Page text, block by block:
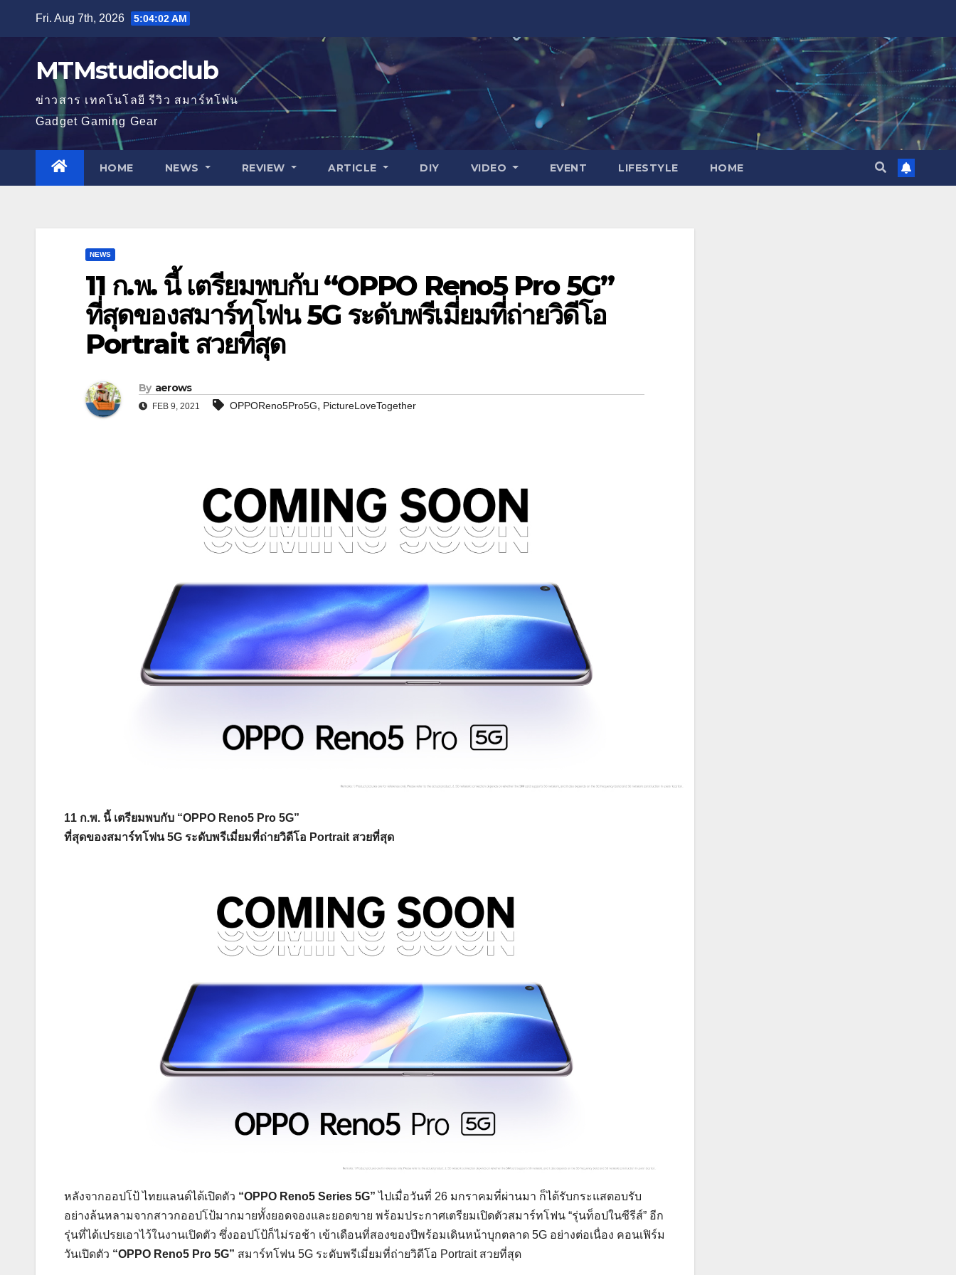
content
Fri. Aug 7th, 2026 5:04:03 AM
MTMstudioclub
ข่าวสาร เทคโนโลยี รีวิว สมาร์ทโฟน
Gadget Gaming Gear
HOME NEWS REVIEW ARTICLE DIY VIDEO EVENT LIFESTYLE HOME
NEWS
11 ก.พ. นี้ เตรียมพบกับ “OPPO Reno5 Pro 5G”
ที่สุดของสมาร์ทโฟน 5G ระดับพรีเมี่ยมที่ถ่ายวิดีโอ
Portrait สวยที่สุด
By aerows
FEB 9, 2021 OPPOReno5Pro5G, PictureLoveTogether
11 ก.พ. นี้ เตรียมพบกับ “OPPO Reno5 Pro 5G”
ที่สุดของสมาร์ทโฟน 5G ระดับพรีเมี่ยมที่ถ่ายวิดีโอ Portrait สวยที่สุด
หลังจากออปโป้ ไทยแลนด์ได้เปิดตัว “OPPO Reno5 Series 5G” ไปเมื่อวันที่ 26 มกราคมที่ผ่านมา ก็ได้รับกระแสตอบรับ
อย่างล้นหลามจากสาวกออปโป้มากมายทั้งยอดจองและยอดขาย พร้อมประกาศเตรียมเปิดตัวสมาร์ทโฟน “รุ่นท็อปในซีรีส์” อีก
รุ่นที่ได้เปรยเอาไว้ในงานเปิดตัว ซึ่งออปโป้ก็ไม่รอช้า เข้าเดือนที่สองของปีพร้อมเดินหน้าบุกตลาด 5G อย่างต่อเนื่อง คอนเฟิร์ม
วันเปิดตัว “OPPO Reno5 Pro 5G” สมาร์ทโฟน 5G ระดับพรีเมี่ยมที่ถ่ายวิดีโอ Portrait สวยที่สุด